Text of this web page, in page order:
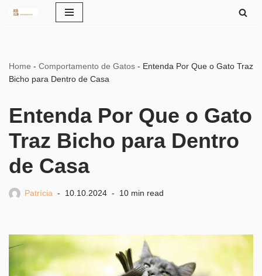
Home - Comportamento de Gatos - Entenda Por Que o Gato Traz
Bicho para Dentro de Casa
Entenda Por Que o Gato
Traz Bicho para Dentro
de Casa
Patrícia 10.10.2024 10 min read